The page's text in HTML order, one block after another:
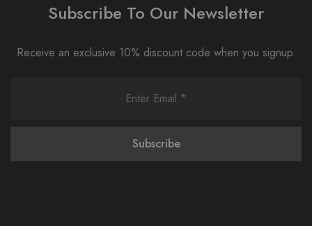
Subscribe To Our Newsletter
Receive an exclusive 10% discount code when you signup.